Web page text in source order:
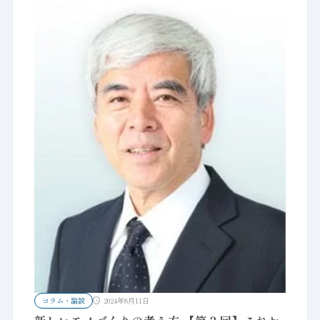
コラム・論説 2024年8月11日